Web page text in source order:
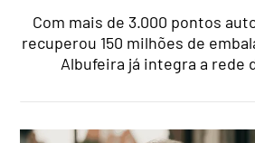
Com mais de 3.000 pontos
recuperou 150 milhões de
Albufeira já integra a rede